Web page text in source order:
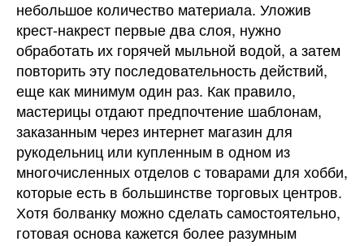
небольшое количество материала. Уложив
крест-накрест первые два слоя, нужно
обработать их горячей мыльной водой, а затем
повторить эту последовательность действий,
еще как минимум один раз. Как правило,
мастерицы отдают предпочтение шаблонам,
заказанным через интернет магазин для
рукодельниц или купленным в одном из
многочисленных отделов с товарами для хобби,
которые есть в большинстве торговых центров.
Хотя болванку можно сделать самостоятельно,
готовая основа кажется более разумным